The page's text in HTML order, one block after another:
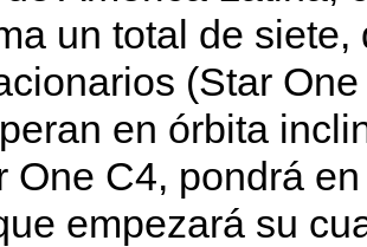
un total de
(Star
en órbita
One C4, pondrá
empezará su